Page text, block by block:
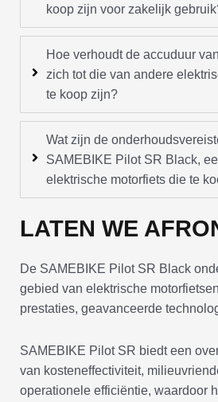
koop zijn voor zakelijk
Hoe verhoudt de accuduur
zich tot die van andere
te koop zijn?
Wat zijn de
SAMEBIKE Pilot SR Black,
elektrische motorfiets die te
LATEN WE
De SAMEBIKE Pilot SR Black
gebied van elektrische
prestaties, geavanceerde
SAMEBIKE Pilot SR biedt een
van kosteneffectiviteit,
operationele efficiëntie, waardoor